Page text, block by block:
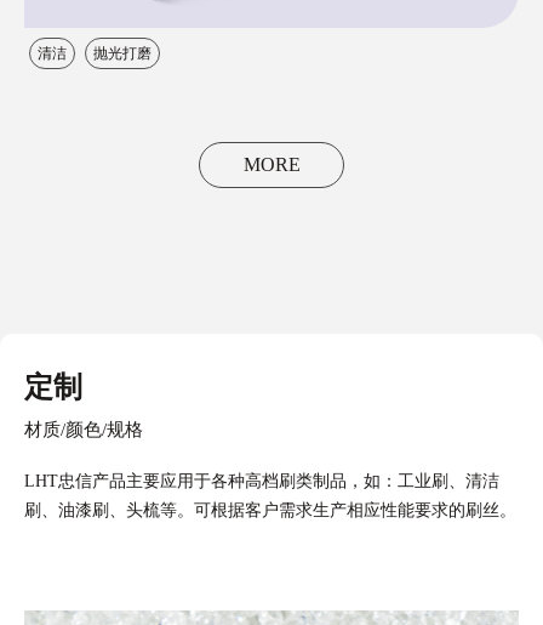
清洁 抛光打磨
MORE
定制
材质/颜色/规格
LHT忠信产品主要应用于各种高档刷类制品，如：工业刷、清洁
刷、油漆刷、头梳等。可根据客户需求生产相应性能要求的刷丝。